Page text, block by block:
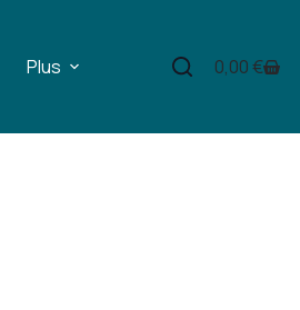
Plus
Panier
0,00€